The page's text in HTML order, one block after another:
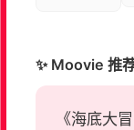
✨ Moovie 推
《海底大